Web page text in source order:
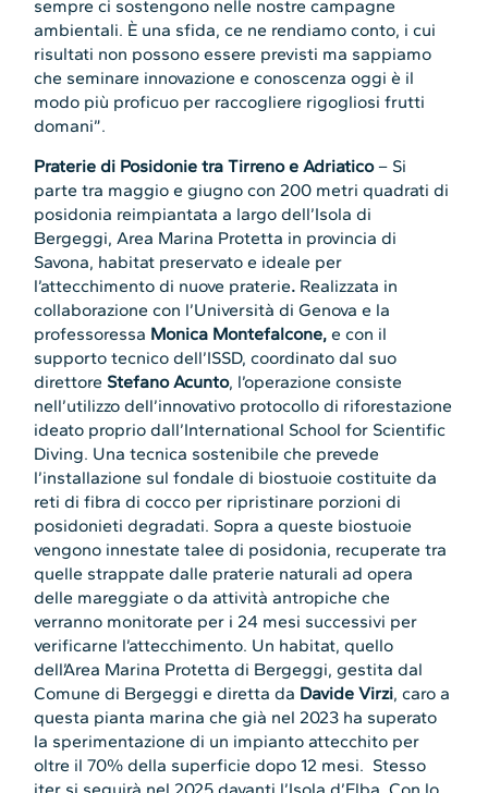
sempre ci sostengono nelle nostre campagne
ambientali. È una sfida, ce ne rendiamo conto, i cui
risultati non possono essere previsti ma sappiamo
che seminare innovazione e conoscenza oggi è il
modo più proficuo per raccogliere rigogliosi frutti
domani”.
Praterie di Posidonie tra Tirreno e Adriatico– Si
parte tra maggio e giugno con 200 metri quadrati di
posidonia reimpiantata a largo dell’Isola di
Bergeggi, Area Marina Protetta in provincia di
Savona, habitat preservato e ideale per
l’attecchimento di nuove praterie. Realizzata in
collaborazione con l’Università di Genova e la
professoressa Monica Montefalcone, e con il
supporto tecnico dell’ISSD, coordinato dal suo
direttore Stefano Acunto, l’operazione consiste
nell’utilizzo dell’innovativo protocollo di riforestazione
ideato proprio dall’International School for Scientific
Diving. Una tecnica sostenibile che prevede
l’installazione sul fondale di biostuoie costituite da
reti di fibra di cocco per ripristinare porzioni di
posidonieti degradati. Sopra a queste biostuoie
vengono innestate talee di posidonia, recuperate tra
quelle strappate dalle praterie naturali ad opera
delle mareggiate o da attività antropiche che
verranno monitorate per i 24 mesi successivi per
verificarne l’attecchimento. Un habitat, quello
dell’Area Marina Protetta di Bergeggi, gestita dal
Comune di Bergeggi e diretta da Davide Virzi, caro a
questa pianta marina che già nel 2023 ha superato
la sperimentazione di un impianto attecchito per
oltre il 70% della superficie dopo 12 mesi. Stesso